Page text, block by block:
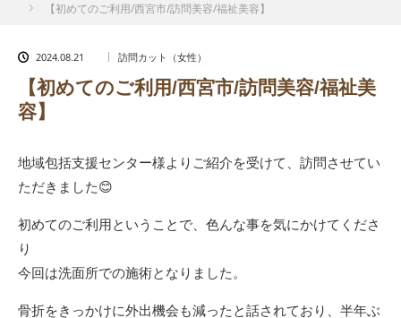
【初めてのご利用/西宮市/訪問美容/福祉美容】
2024.08.21 訪問カット（女性）
【初めてのご利用/西宮市/訪問美容/福祉美
容】
地域包括支援センター様よりご紹介を受けて、訪問させてい
ただきました😊
初めてのご利用ということで、色んな事を気にかけてくださ
り
今回は洗面所での施術となりました。
骨折をきっかけに外出機会も減ったと話されており、半年ぶ